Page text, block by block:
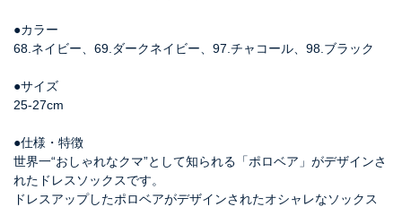
●カラー
68.ネイビー、69.ダークネイビー、97.チャコール、98.ブラック
●サイズ
25-27cm
●仕様・特徴
世界一“おしゃれなクマ”として知られる「ポロベア」がデザインさ
れたドレスソックスです。
ドレスアップしたポロベアがデザインされたオシャレなソックス